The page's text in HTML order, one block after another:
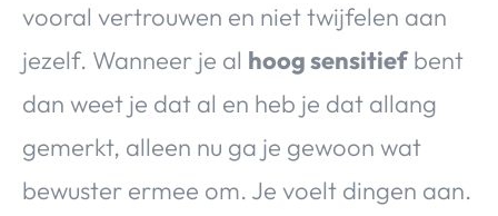
vooral vertrouwen en niet twijfelen aan
jezelf. Wanneer je al hoog sensitiefbent
dan weet je dat al en heb je dat allang
gemerkt, alleen nu ga je gewoon wat
bewuster ermee om. Je voelt dingen aan.